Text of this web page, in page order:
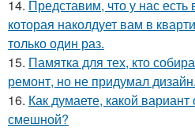
14. Представим, что у нас
которая наколдует вам в
только один раз.
15. Памятка для тех, кто
ремонт, но не придумал дизайн.
16. Как думаете, какой
смешной?